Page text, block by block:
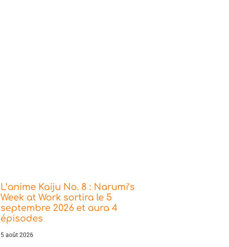
L’anime Kaiju No. 8 : Narumi’s
Week at Work sortira le 5
septembre 2026 et aura 4
épisodes
5 août 2026